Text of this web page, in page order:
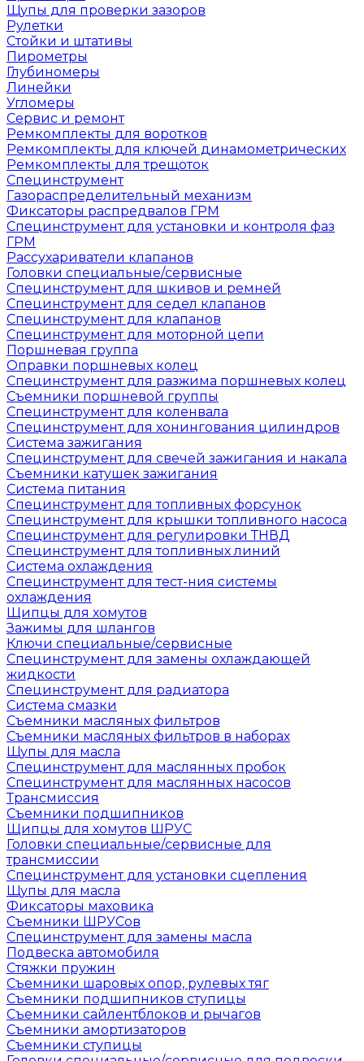
Щупы для проверки зазоров
Рулетки
Стойки и штативы
Пирометры
Глубиномеры
Линейки
Угломеры
Сервис и ремонт
Ремкомплекты для воротков
Ремкомплекты для ключей динамометрических
Ремкомплекты для трещоток
Специнструмент
Газораспределительный механизм
Фиксаторы распредвалов ГРМ
Специнструмент для установки и контроля фаз
ГРМ
Рассухариватели клапанов
Головки специальные/сервисные
Специнструмент для шкивов и ремней
Специнструмент для седел клапанов
Специнструмент для клапанов
Специнструмент для моторной цепи
Поршневая группа
Оправки поршневых колец
Специнструмент для разжима поршневых колец
Съемники поршневой группы
Специнструмент для коленвала
Специнструмент для хонингования цилиндров
Система зажигания
Специнструмент для свечей зажигания и накала
Съемники катушек зажигания
Система питания
Специнструмент для топливных форсунок
Специнструмент для крышки топливного насоса
Специнструмент для регулировки ТНВД
Специнструмент для топливных линий
Система охлаждения
Специнструмент для тест-ния системы
охлаждения
Щипцы для хомутов
Зажимы для шлангов
Ключи специальные/сервисные
Специнструмент для замены охлаждающей
жидкости
Специнструмент для радиатора
Система смазки
Съемники масляных фильтров
Съемники масляных фильтров в наборах
Щупы для масла
Специнструмент для маслянных пробок
Специнструмент для маслянных насосов
Трансмиссия
Съемники подшипников
Щипцы для хомутов ШРУС
Головки специальные/сервисные для
трансмиссии
Специнструмент для установки сцепления
Щупы для масла
Фиксаторы маховика
Съемники ШРУСов
Специнструмент для замены масла
Подвеска автомобиля
Стяжки пружин
Съемники шаровых опор, рулевых тяг
Съемники подшипников ступицы
Съемники сайлентблоков и рычагов
Съемники амортизаторов
Съемники ступицы